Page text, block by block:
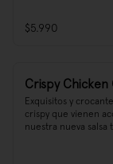
$5.990
Crispy Chicken
Exquisitos y
crispy que vienen
nuestra nueva salsa